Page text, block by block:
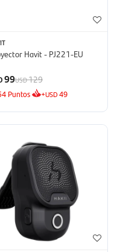
Havit - PJ221-EU
99USD129
Puntos +USD49